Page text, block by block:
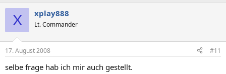
X xplay888
Lt. Commander
17. August 2008 #11
selbe frage hab ich mir auch gestellt.